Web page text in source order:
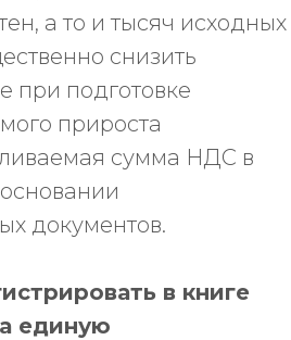
а то и тысяч исходных
снизить
при подготовке
прироста
сумма НДС в
документов.
в книге
единую